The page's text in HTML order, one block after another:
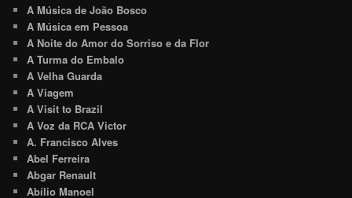
A Música de João Bosco
A Música em Pessoa
A Noite do Amor do Sorriso e da Flor
A Turma do Embalo
A Velha Guarda
A Viagem
A Visit to Brazil
A Voz da RCA Victor
A. Francisco Alves
Abel Ferreira
Abgar Renault
Abílio Manoel